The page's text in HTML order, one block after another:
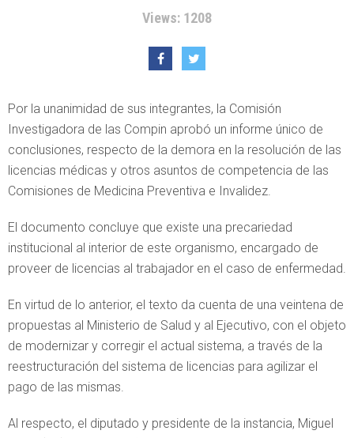
Views: 1208
Por la unanimidad de sus integrantes, la Comisión
Investigadora de las Compin aprobó un informe único de
conclusiones, respecto de la demora en la resolución de las
licencias médicas y otros asuntos de competencia de las
Comisiones de Medicina Preventiva e Invalidez.
El documento concluye que existe una precariedad
institucional al interior de este organismo, encargado de
proveer de licencias al trabajador en el caso de enfermedad.
En virtud de lo anterior, el texto da cuenta de una veintena de
propuestas al Ministerio de Salud y al Ejecutivo, con el objeto
de modernizar y corregir el actual sistema, a través de la
reestructuración del sistema de licencias para agilizar el
pago de las mismas.
Al respecto, el diputado y presidente de la instancia, Miguel